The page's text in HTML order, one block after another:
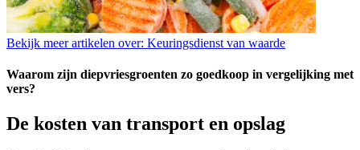
Bekijk meer artikelen over: Keuringsdienst van waarde
Waarom zijn diepvriesgroenten zo goedkoop in vergelijking met
vers?
De kosten van transport en opslag